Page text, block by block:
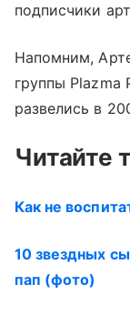
подписчики
Напомним,
группы Plazma
развелись в
Читайте
Как не
10 звездных
пап (фото)